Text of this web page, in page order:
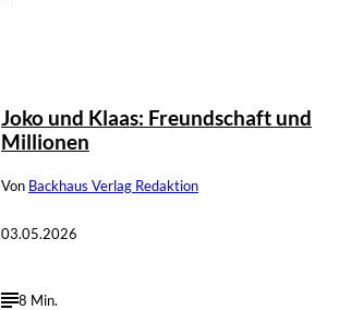
Joko und Klaas: Freundschaft und
Millionen
Von Backhaus Verlag Redaktion
03.05.2026
8 Min.